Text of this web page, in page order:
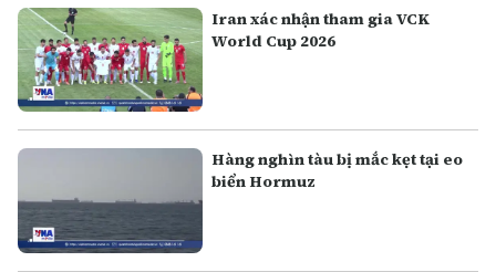
Iran xác nhận tham gia VCK
World Cup 2026
Hàng nghìn tàu bị mắc kẹt tại eo
biển Hormuz